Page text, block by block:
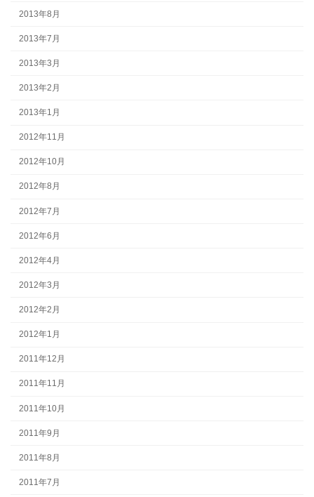
2013年8月
2013年7月
2013年3月
2013年2月
2013年1月
2012年11月
2012年10月
2012年8月
2012年7月
2012年6月
2012年4月
2012年3月
2012年2月
2012年1月
2011年12月
2011年11月
2011年10月
2011年9月
2011年8月
2011年7月